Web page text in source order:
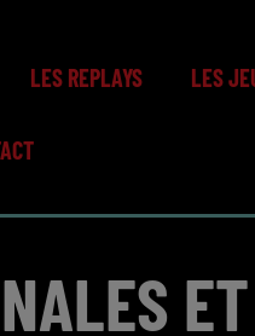
LES REPLAYS LES